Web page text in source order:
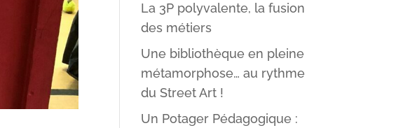
La 3P polyvalente, la fusion
des métiers
Une bibliothèque en pleine
métamorphose… au rythme
du Street Art !
Un Potager Pédagogique :